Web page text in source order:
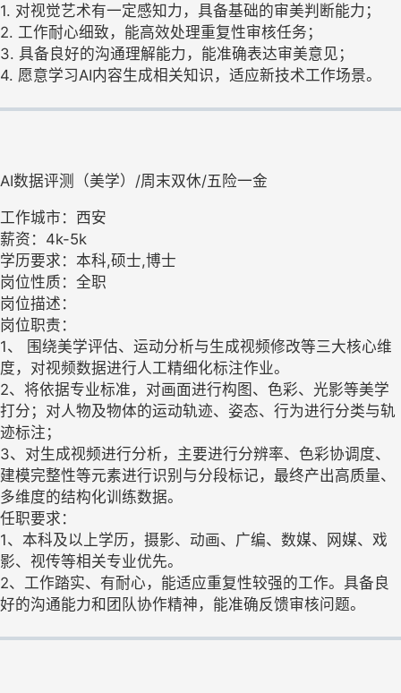
1. 对视觉艺术有一定感知力，具备基础的审美判断能力；
2. 工作耐心细致，能高效处理重复性审核任务；
3. 具备良好的沟通理解能力，能准确表达审美意见；
4. 愿意学习AI内容生成相关知识，适应新技术工作场景。
AI数据评测（美学）/周末双休/五险一金
工作城市：西安
薪资：4k-5k
学历要求：本科,硕士,博士
岗位性质：全职
岗位描述：
岗位职责：
1、 围绕美学评估、运动分析与生成视频修改等三大核心维
度，对视频数据进行人工精细化标注作业。
2、将依据专业标准，对画面进行构图、色彩、光影等美学
打分；对人物及物体的运动轨迹、姿态、行为进行分类与轨
迹标注；
3、对生成视频进行分析，主要进行分辨率、色彩协调度、
建模完整性等元素进行识别与分段标记，最终产出高质量、
多维度的结构化训练数据。
任职要求：
1、本科及以上学历，摄影、动画、广编、数媒、网媒、戏
影、视传等相关专业优先。
2、工作踏实、有耐心，能适应重复性较强的工作。具备良
好的沟通能力和团队协作精神，能准确反馈审核问题。